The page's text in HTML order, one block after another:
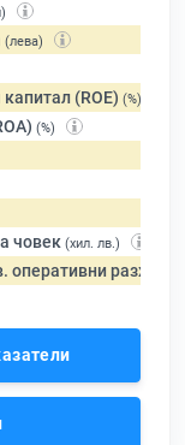
(лева)
(ROE) (%)
(%)
човек (хил. лв.)
оперативни разходи